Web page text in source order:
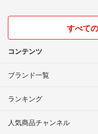
すべて
コンテンツ
ブランド一覧
ランキング
人気商品チャンネル